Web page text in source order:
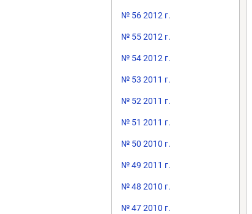
№ 56 2012 г.
№ 55 2012 г.
№ 54 2012 г.
№ 53 2011 г.
№ 52 2011 г.
№ 51 2011 г.
№ 50 2010 г.
№ 49 2011 г.
№ 48 2010 г.
№ 47 2010 г.